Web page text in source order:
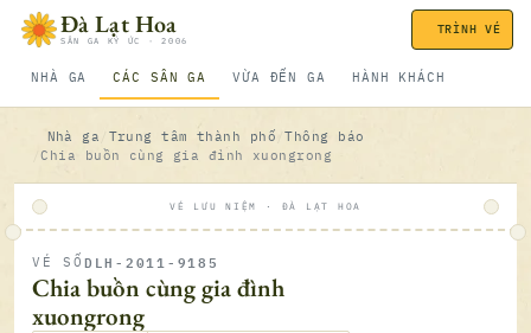
Bỏ qua nội dungĐà Lạt Hoa
SÂN GA KÝ ỨC · 2006
NHÀ GA CÁC SÂN GA VỪA ĐẾN GA HÀNH KHÁCH
TRÌNH VÉ
Nhà ga Trung tâm thành phố
Thông báo
Chia buồn cùng gia đình xuongrong
VÉ LƯU NIỆM · ĐÀ LẠT HOA
VÉ SỐ DLH-2011-9185
Chia buồn cùng gia đình
xuongrong